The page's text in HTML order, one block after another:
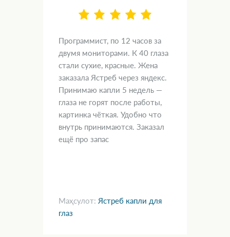
Программист, по 12 часов за
двумя мониторами. К 40 глаза
стали сухие, красные. Жена
заказала Ястреб через яндекс.
Принимаю капли 5 недель —
глаза не горят после работы,
картинка чёткая. Удобно что
внутрь принимаются. Заказал
ещё про запас
Маҳсулот: Ястреб капли для
глаз